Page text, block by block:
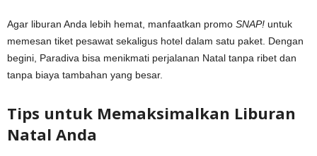
Agar liburan Anda lebih hemat, manfaatkan promo SNAP! untuk
memesan tiket pesawat sekaligus hotel dalam satu paket. Dengan
begini, Paradiva bisa menikmati perjalanan Natal tanpa ribet dan
tanpa biaya tambahan yang besar.
Tips untuk Memaksimalkan Liburan
Natal Anda